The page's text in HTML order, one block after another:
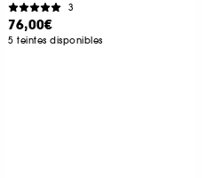
3
76,00€
5 teintes disponibles